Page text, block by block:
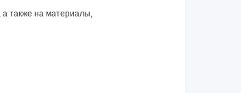
а также на материалы,